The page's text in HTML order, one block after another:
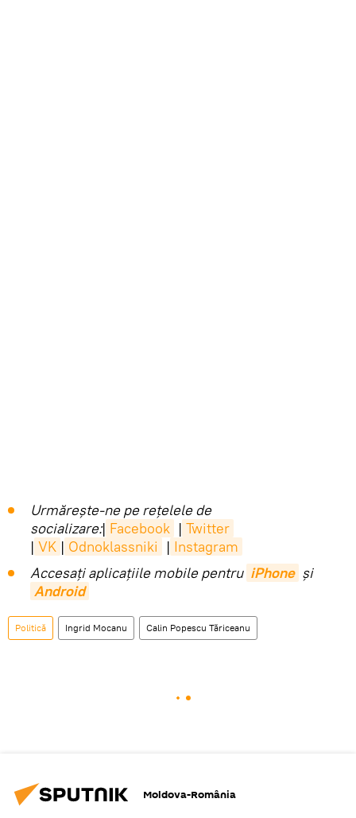
Urmărește-ne pe rețelele de
socializare:| Facebook | Twitter
| VK | Odnoklassniki | Instagram
Accesaţi aplicaţiile mobile pentru iPhone și
Android
Politică Ingrid Mocanu Calin Popescu Tăriceanu
Moldova-România